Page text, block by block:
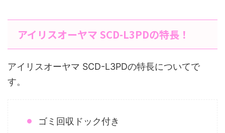
アイリスオーヤマ SCD-L3PDの特長！
アイリスオーヤマ SCD-L3PDの特長についてで
す。
ゴミ回収ドック付き